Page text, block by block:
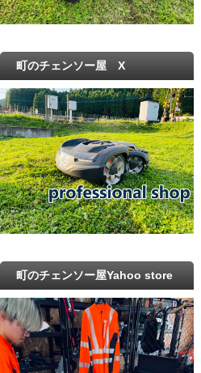
町のチェンソー屋 X
町のチェンソー屋Yahoo store